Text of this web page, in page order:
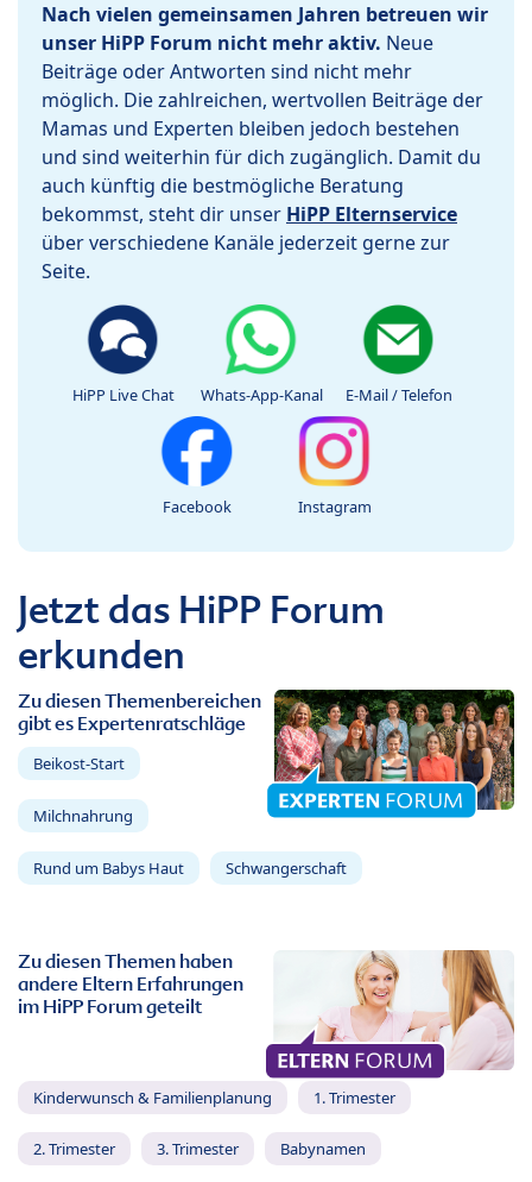
Nach vielen gemeinsamen Jahren betreuen wir
unser HiPP Forum nicht mehr aktiv. Neue
Beiträge oder Antworten sind nicht mehr
möglich. Die zahlreichen, wertvollen Beiträge der
Mamas und Experten bleiben jedoch bestehen
und sind weiterhin für dich zugänglich. Damit du
auch künftig die bestmögliche Beratung
bekommst, steht dir unser HiPP Elternservice
über verschiedene Kanäle jederzeit gerne zur
Seite.
HiPP Live Chat Whats-App-Kanal E-Mail / Telefon
Facebook Instagram
Jetzt das HiPP Forum
erkunden
Zu diesen Themenbereichen
gibt es Expertenratschläge
Beikost-Start
Milchnahrung
Rund um Babys Haut Schwangerschaft
Zu diesen Themen haben
andere Eltern Erfahrungen
im HiPP Forum geteilt
Kinderwunsch & Familienplanung 1. Trimester
2. Trimester 3. Trimester Babynamen